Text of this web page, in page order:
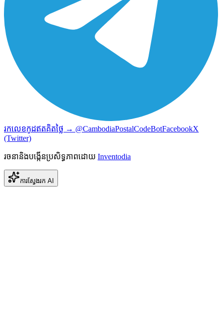
រកលេខកូដឥតគិតថ្លៃ → @CambodiaPostalCodeBotFacebookX
(Twitter)
រចនានិងបង្កើនប្រសិទ្ធភាពដោយ Inventodia
ការស្វែងរក AI